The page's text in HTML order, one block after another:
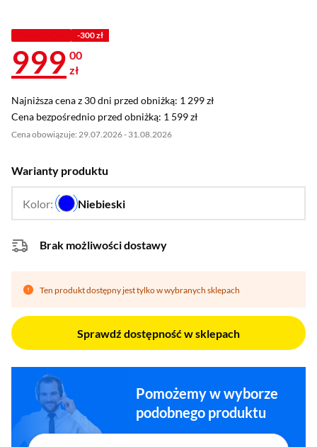
-300 zł
999 00
zł
Najniższa cena z 30 dni przed obniżką: 1 299 zł
Najniższa cena z 30 dni przed obniżką: 1 299 zł
Cena bezpośrednio przed obniżką: 1 599 zł
Cena bezpośrednio przed obniżką: 1 599 zł
Cena obowiązuje: 29.07.2026 - 31.08.2026
Warianty produktu
Kolor: Niebieski
…
Brak możliwości dostawy
Ten produkt dostępny jest tylko w wybranych sklepach
Sprawdź dostępność w sklepach
Pomożemy w wyborze
podobnego produktu